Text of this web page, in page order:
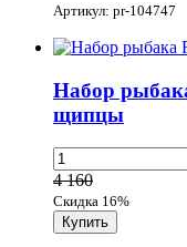
Артикул: pr-104747
Набор
щипцы
4 160
Скидка 16%